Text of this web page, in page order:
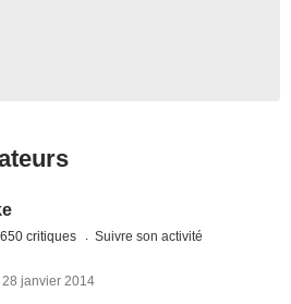
650 critiques Suivre son activité
janvier 2014